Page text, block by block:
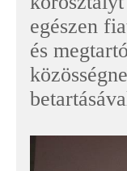
egészen
és